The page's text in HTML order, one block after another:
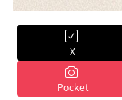
X
Pocket